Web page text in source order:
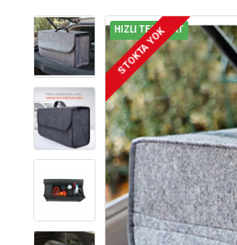
HIZLI TESLİMAT
STOKTA YOK